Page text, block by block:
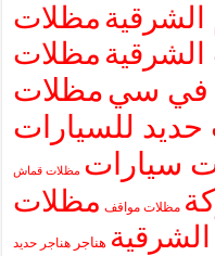
مظلات
مظلات
في سيمظلات
للسيارات
سيارات مظلات قماش
مظلات مواقف مظلات
هناجر هناجر حديد